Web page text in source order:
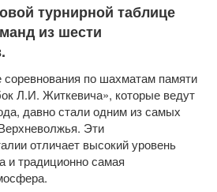
турнирной таблице
из шести
по шахматам памяти
Л.И. Житкевича», которые ведут
давно стали одним из самых
Эти
отличает высокий уровень
и традиционно самая